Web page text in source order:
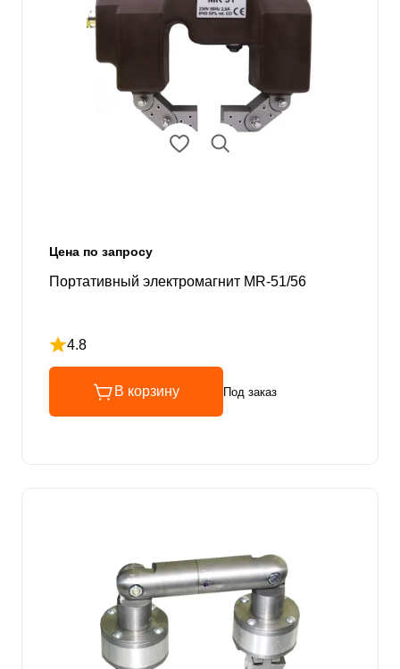
Цена по запросу
Портативный электромагнит MR-51/56
4.8
Рейтинг 4.8 из 5
В корзину Под заказ